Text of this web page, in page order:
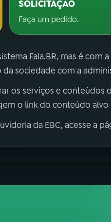
SOLICITAÇÃO
Faça um pedido.
Fala.BR, mas é com
sociedade com a
os serviços e conteúdos
o link do conteúdo alvo
da EBC, acesse a